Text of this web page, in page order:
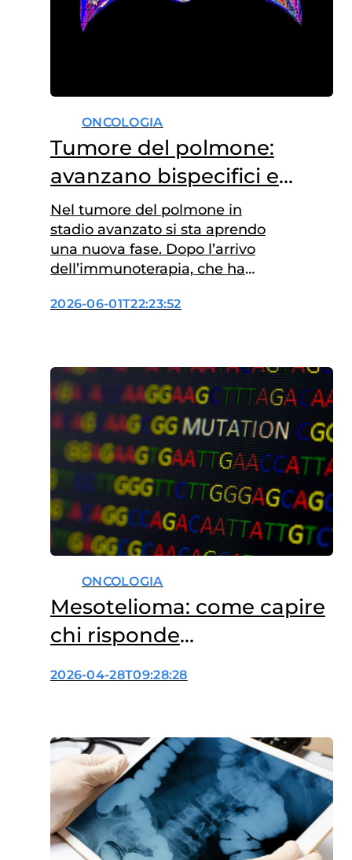
ONCOLOGIA
Tumore del polmone:
avanzano bispecifici e
anticorpi coniugati
Nel tumore del polmone in
stadio avanzato si sta aprendo
una nuova fase. Dopo l’arrivo
dell’immunoterapia, che ha
malattia metastatica, la ricerca
meccanismi d’azione. È questo
il messaggio che arriva da due
studi presentati al congresso
dell’American Society of Clinical
Oncology (ASCO) in corso…
2026-06-01T22:23:52
ONCOLOGIA
Mesotelioma: come capire
chi risponde
all’immunoterapia
2026-04-28T09:28:28